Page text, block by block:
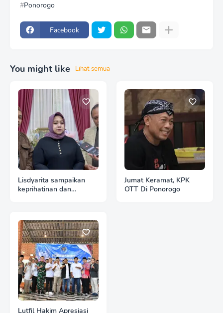
Ponorogo
Facebook
You might like Lihat semua
Lisdyarita sampaikan
keprihatinan dan
Jumat Keramat, KPK
OTT Di Ponorogo
Lutfil Hakim Apresiasi